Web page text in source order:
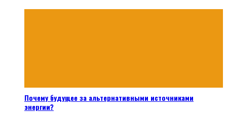
Почему будущее за альтернативными источниками
энергии?